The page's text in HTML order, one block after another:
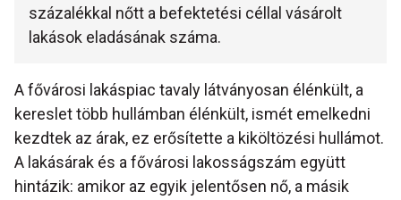
százalékkal nőtt a befektetési céllal vásárolt
lakások eladásának száma.
A fővárosi lakáspiac tavaly látványosan élénkült, a
kereslet több hullámban élénkült, ismét emelkedni
kezdtek az árak, ez erősítette a kiköltözési hullámot.
A lakásárak és a fővárosi lakosságszám együtt
hintázik: amikor az egyik jelentősen nő, a másik